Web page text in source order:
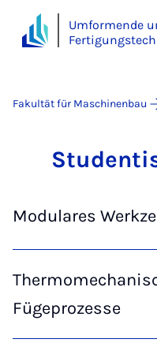
Umformende
Fakultät für Maschinenbau
Modulares
Fügeprozesse